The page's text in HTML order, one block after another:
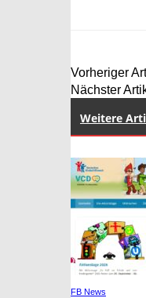
Vorheriger
Nächster
Weitere
FB News